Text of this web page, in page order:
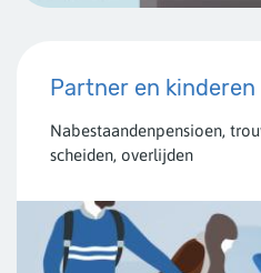
Partner en kinderen
Nabestaandenpensioen,
scheiden, overlijden